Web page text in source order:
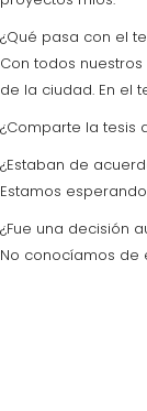
¿Qué pasa con el
Con todos
de la ciudad. En el
¿Comparte la tesis
¿Estaban de
Estamos
¿Fue una decisión
No conocíamos de